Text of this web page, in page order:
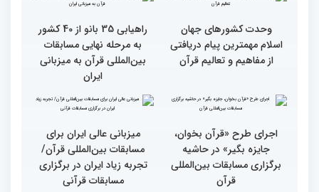
غرفه پاسخگویی به سوالات
شرعی در حاشیه چهلمین
دوره مسابقات بین‌المللی
انس با قرآن بهترین نقشه
راه برای زندگی افراد مختلف
وحدت کشورهای جهان
اسلام مهمترین پیام دریافتی
از مفاهیم و تعالیم قرآن
راهیابی 35 بانو از 40 کشور
به مرحله نهایی مسابقات
بین‌المللی قرآن به میزبانی
ایران